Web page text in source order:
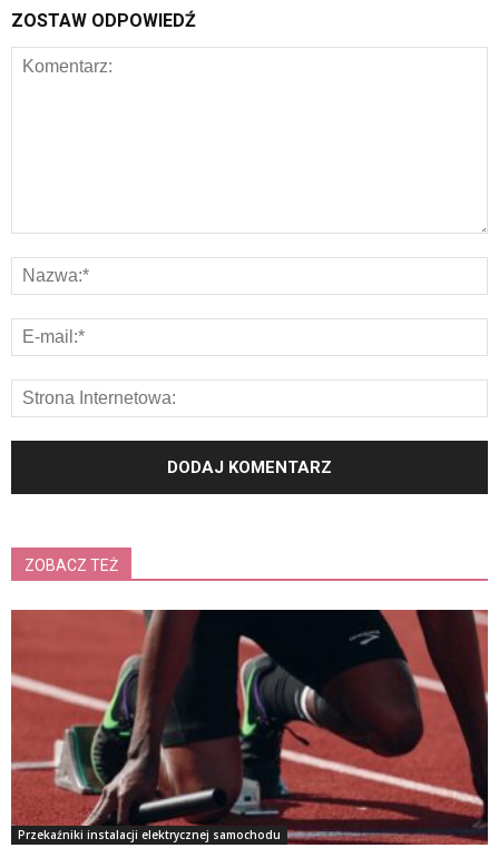
ZOSTAW ODPOWIEDŹ
ZOBACZ TEŻ
Przekaźniki instalacji elektrycznej samochodu